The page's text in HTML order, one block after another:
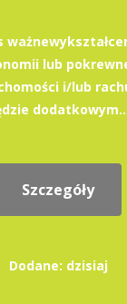
lub
i/lub
Szczegóły
Dodane: dzisiaj